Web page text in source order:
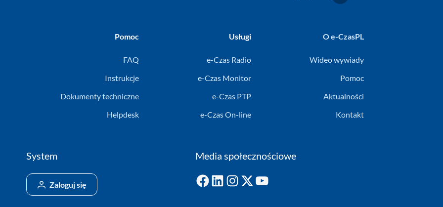
Pomoc
FAQ
Instrukcje
Dokumenty techniczne
Helpdesk
Usługi
e-Czas Radio
e-Czas Monitor
e-Czas PTP
e-Czas On-line
O e-CzasPL
Wideo wywiady
Pomoc
Aktualności
Kontakt
System
Zaloguj się
Media społecznościowe
Facebook LinkedIn Instagram X YouTube